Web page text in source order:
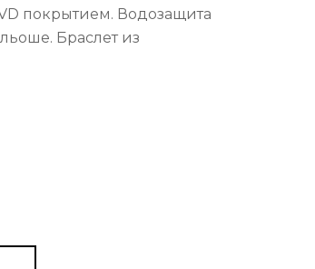
покрытием. Водозащита
Браслет из